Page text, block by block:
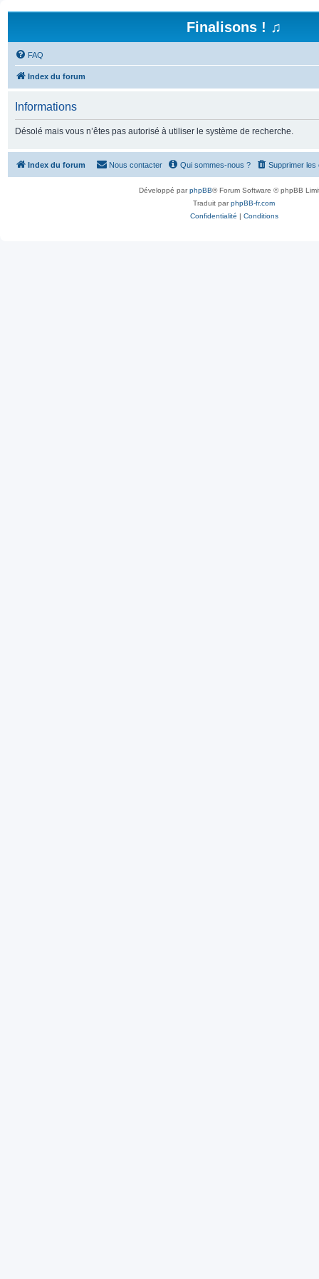
Finalisons ! ♫
FAQ
Index du forum
Informations
Désolé mais vous n’êtes pas autorisé à utiliser le système de recherche.
Index du forum Supprimer les
Qui sommes-nous ?
Nous contacter
Développé parphpBB® Forum Software © phpBB
Traduit parphpBB-fr.com
Confidentialité | Conditions